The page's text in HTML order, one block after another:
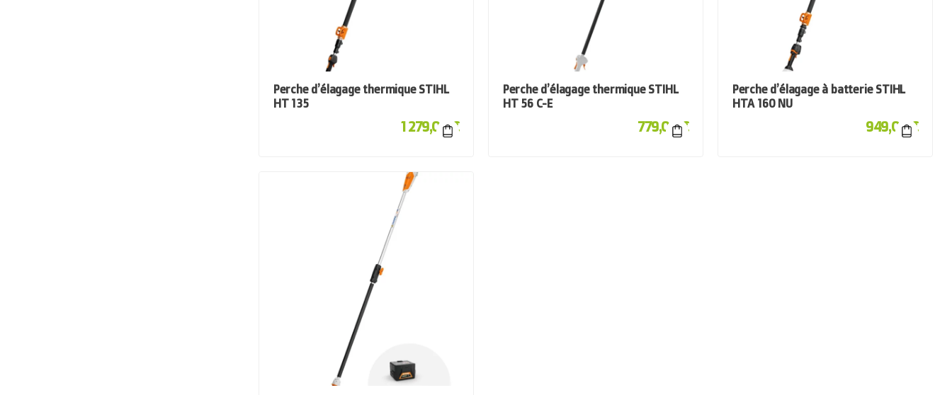
Perche d’élagage thermique STIHL
HT 135
1 279,00€
Perche d’élagage thermique STIHL
HT 56 C-E
779,00€
Perche d’élagage à batterie STIHL
HTA 160 NU
949,00€